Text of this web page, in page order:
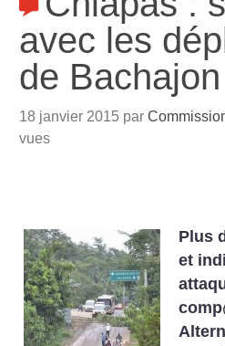
avec les
de Bachajon
18 janvier 2015 par
vues
Plus
et